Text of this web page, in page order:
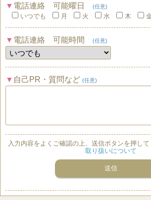
電話連絡 可能曜日 (任意)
いつでも 月 火 水 木
電話連絡 可能時間 (任意)
自己PR・質問など (任意)
入力内容をよくご確認の上、送信ボタンを押して
取り扱いについて